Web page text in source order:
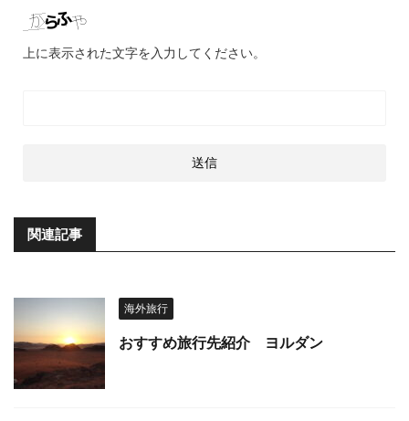
上に表示された文字を入力してください。
関連記事
海外旅行
おすすめ旅行先紹介 ヨルダン